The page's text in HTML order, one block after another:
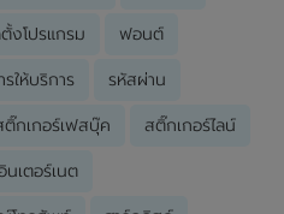
งโปรแกรม ฟอนต์
ให้บริการ รหัสผ่าน
ติ๊กเกอร์เฟสบุ๊ค สติ๊กเกอร์ไลน์
นเตอร์เนต